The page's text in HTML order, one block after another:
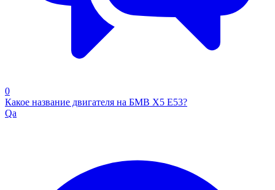
0
Какое название двигателя на БМВ Х5 Е53?
Qa